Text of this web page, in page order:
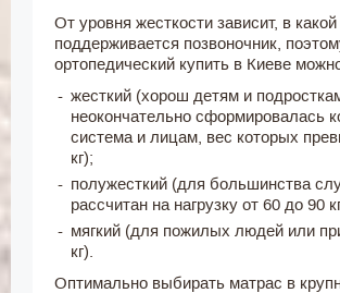
От уровня жесткости зависит, в
поддерживается позвоночник,
ортопедический купить в Киеве
жесткий (хорош детям и
неокончательно сформировалась
система и лицам, вес которых
кг);
полужесткий (для большинства
рассчитан на нагрузку от 60 до 90
мягкий (для пожилых людей или
кг).
Оптимально выбирать матрас в